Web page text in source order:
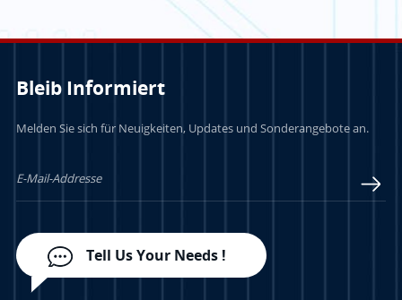
Bleib Informiert
Melden Sie sich für Neuigkeiten, Updates und Sonderangebote an.
Tell Us Your Needs !